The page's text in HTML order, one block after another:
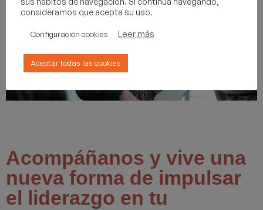
Acompáñanos y vive una
nueva forma de impulsar
el liderazgo en tu
consideramos que acepta su uso.
Configuración cookies Leer más
Aceptar todas las cookies